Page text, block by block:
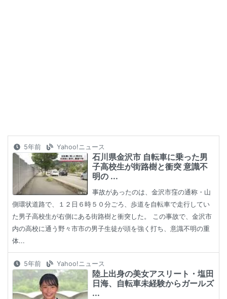
5年前 Yahoo!ニュース
石川県金沢市 自転車に乗った男
子高校生が街路樹と衝突 意識不
明の ...
事故があったのは、金沢市窪の通称・山
側環状道路で、１２日６時５０分ごろ、歩道を自転車で走行してい
た男子高校生が右側にある街路樹と衝突した。 この事故で、金沢市
内の高校に通う野々市市の男子生徒が頭を強く打ち、意識不明の重
体...
5年前 Yahoo!ニュース
陸上出身の美女アスリート・塩田
日海、自転車未経験からガールズ
...